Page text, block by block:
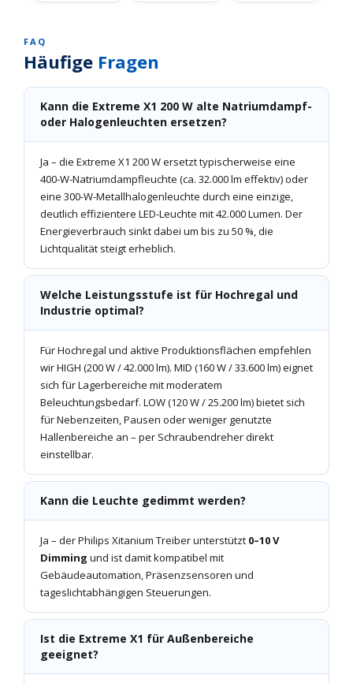
FAQ
Häufige Fragen
Kann die Extreme X1 200 W alte Natriumdampf-
oder Halogenleuchten ersetzen?
Ja – die Extreme X1 200 W ersetzt typischerweise eine
400-W-Natriumdampfleuchte (ca. 32.000 lm effektiv) oder
eine 300-W-Metallhalogenleuchte durch eine einzige,
deutlich effizientere LED-Leuchte mit 42.000 Lumen. Der
Energieverbrauch sinkt dabei um bis zu 50 %, die
Lichtqualität steigt erheblich.
Welche Leistungsstufe ist für Hochregal und
Industrie optimal?
Für Hochregal und aktive Produktionsflächen empfehlen
wir HIGH (200 W / 42.000 lm). MID (160 W / 33.600 lm) eignet
sich für Lagerbereiche mit moderatem
Beleuchtungsbedarf. LOW (120 W / 25.200 lm) bietet sich
für Nebenzeiten, Pausen oder weniger genutzte
Hallenbereiche an – per Schraubendreher direkt
einstellbar.
Kann die Leuchte gedimmt werden?
Ja – der Philips Xitanium Treiber unterstützt 0–10 V
Dimming und ist damit kompatibel mit
Gebäudeautomation, Präsenzsensoren und
tageslichtabhängigen Steuerungen.
Ist die Extreme X1 für Außenbereiche
geeignet?